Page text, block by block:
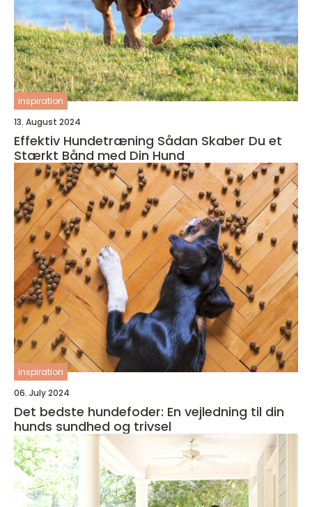
inspiration
13. August 2024
Effektiv Hundetræning Sådan Skaber Du et
Stærkt Bånd med Din Hund
inspiration
06. July 2024
Det bedste hundefoder: En vejledning til din
hunds sundhed og trivsel